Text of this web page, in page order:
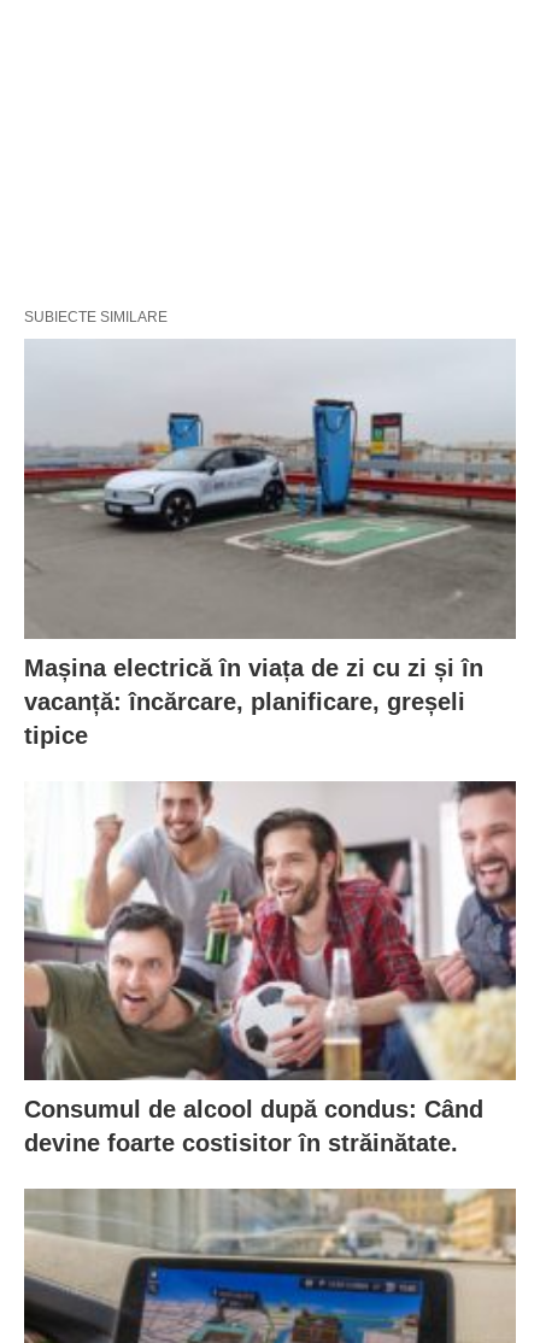
SUBIECTE SIMILARE
Mașina electrică în viața de zi cu zi și în
vacanță: încărcare, planificare, greșeli
tipice
Consumul de alcool după condus: Când
devine foarte costisitor în străinătate.